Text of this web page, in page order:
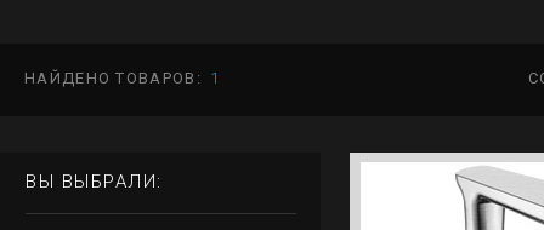
НАЙДЕНО ТОВАРОВ: 1
ВЫ ВЫБРАЛИ: